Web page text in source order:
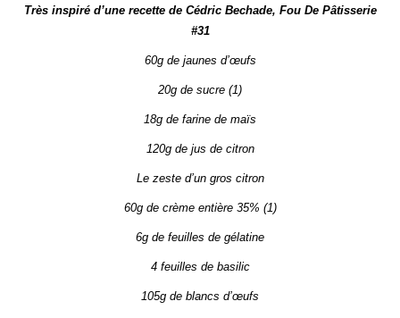
Très inspiré d’une recette de Cédric Bechade, Fou De Pâtisserie
#31
60g de jaunes d’œufs
20g de sucre (1)
18g de farine de maïs
120g de jus de citron
Le zeste d’un gros citron
60g de crème entière 35% (1)
6g de feuilles de gélatine
4 feuilles de basilic
105g de blancs d’œufs